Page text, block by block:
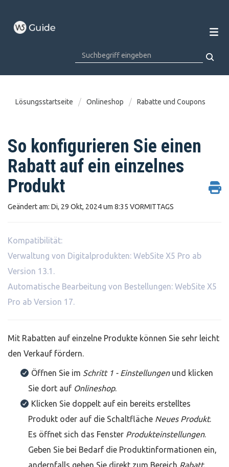
Lösungsstartseite Onlineshop Rabatte und Coupons
So konfigurieren Sie einen
Rabatt auf ein einzelnes
Produkt
Geändert am: Di, 29 Okt, 2024 um 8:35 VORMITTAGS
Kompatibilität:
Verwaltung von Digitalprodukten: WebSite X5 Pro ab
Version 13.1.
Automatische Bearbeitung von Bestellungen: WebSite X5
Pro ab Version 17.
Mit Rabatten auf einzelne Produkte können Sie sehr leicht
den Verkauf fördern.
Öffnen Sie im Schritt 1 - Einstellungenund klicken
Sie dort auf Onlineshop.
Klicken Sie doppelt auf ein bereits erstelltes
Produkt oder auf die Schaltfläche Neues Produkt.
Es öffnet sich das Fenster Produkteinstellungen.
Geben Sie bei Bedarf die Produktinformationen ein,
andernfalls gehen Sie direkt zum Bereich Rabatt.